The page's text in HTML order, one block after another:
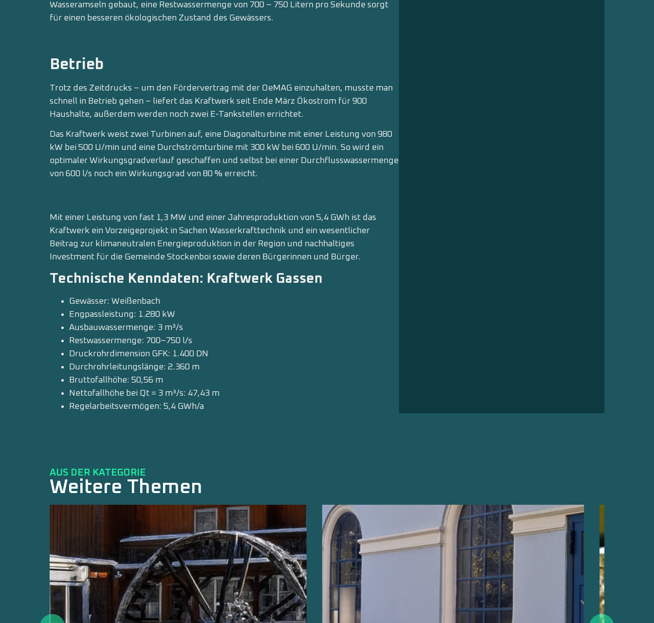
Wasseramseln gebaut, eine Restwassermenge von 700 – 750 Litern pro Sekunde sorgt
für einen besseren ökologischen Zustand des Gewässers.
Betrieb
Trotz des Zeitdrucks – um den Fördervertrag mit der OeMAG einzuhalten, musste man
schnell in Betrieb gehen – liefert das Kraftwerk seit Ende März Ökostrom für 900
Haushalte, außerdem werden noch zwei E-Tankstellen errichtet.
Das Kraftwerk weist zwei Turbinen auf, eine Diagonalturbine mit einer Leistung von 980
kW bei 500 U/min und eine Durchströmturbine mit 300 kW bei 600 U/min. So wird ein
optimaler Wirkungsgradverlauf geschaffen und selbst bei einer Durchflusswassermenge
von 600 l/s noch ein Wirkungsgrad von 80 % erreicht.
Mit einer Leistung von fast 1,3 MW und einer Jahresproduktion von 5,4 GWh ist das
Kraftwerk ein Vorzeigeprojekt in Sachen Wasserkrafttechnik und ein wesentlicher
Beitrag zur klimaneutralen Energieproduktion in der Region und nachhaltiges
Investment für die Gemeinde Stockenboi sowie deren Bürgerinnen und Bürger.
Technische Kenndaten: Kraftwerk Gassen
Gewässer: Weißenbach
Engpassleistung: 1.280 kW
Ausbauwassermenge: 3 m³/s
Restwassermenge: 700–750 l/s
Druckrohrdimension GFK: 1.400 DN
Durchrohrleitungslänge: 2.360 m
Bruttofallhöhe: 50,56 m
Nettofallhöhe bei Qt = 3 m³/s: 47,43 m
Regelarbeitsvermögen: 5,4 GWh/a
AUS DER KATEGORIE
Weitere Themen